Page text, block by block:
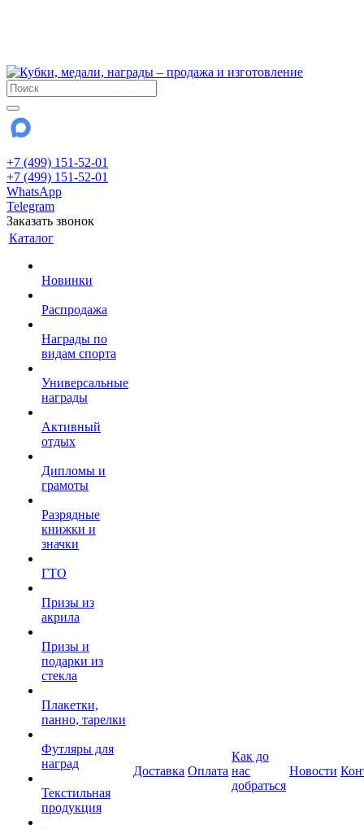
+7 (499) 151-52-01
+7 (499) 151-52-01
WhatsApp
Telegram
Заказать звонок
Каталог
Новинки
Распродажа
Награды по
видам спорта
Универсальные
награды
Активный
отдых
Дипломы и
грамоты
Разрядные
книжки и
значки
ГТО
Призы из
акрила
Призы и
подарки из
стекла
Плакетки,
панно, тарелки
Футляры для
наград
Текстильная
продукция
Доставка Оплата
Как до
нас
добраться
Новости